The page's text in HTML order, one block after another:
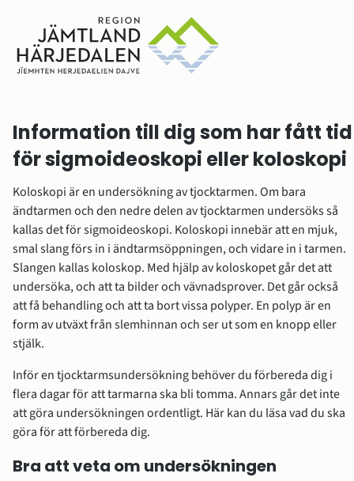
Information till dig som har fått tid
för sigmoideoskopi eller koloskopi
Koloskopi är en undersökning av tjocktarmen. Om bara
ändtarmen och den nedre delen av tjocktarmen undersöks så
kallas det för sigmoideoskopi. Koloskopi innebär att en mjuk,
smal slang förs in i ändtarmsöppningen, och vidare in i tarmen.
Slangen kallas koloskop. Med hjälp av koloskopet går det att
undersöka, och att ta bilder och vävnadsprover. Det går också
att få behandling och att ta bort vissa polyper. En polyp är en
form av utväxt från slemhinnan och ser ut som en knopp eller
stjälk.
Inför en tjocktarmsundersökning behöver du förbereda dig i
flera dagar för att tarmarna ska bli tomma. Annars går det inte
att göra undersökningen ordentligt. Här kan du läsa vad du ska
göra för att förbereda dig.
Bra att veta om undersökningen